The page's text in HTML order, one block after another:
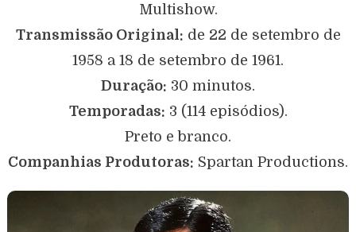
Multishow.
Transmissão Original: de 22 de setembro de
1958 a 18 de setembro de 1961.
Duração: 30 minutos.
Temporadas: 3 (114 episódios).
Preto e branco.
Companhias Produtoras: Spartan Productions.